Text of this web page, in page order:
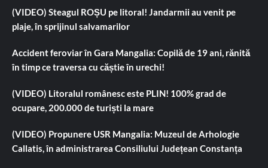
(VIDEO) Steagul ROȘU pe litoral! Jandarmii au venit pe
plaje, în sprijinul salvamarilor
Accident feroviar în Gara Mangalia: Copilă de 19 ani, rănită
în timp ce traversa cu căștie în urechi!
(VIDEO) Litoralul românesc este PLIN! 100% grad de
ocupare, 200.000 de turiști la mare
(VIDEO) Propunere USR Mangalia: Muzeul de Arhologie
Callatis, în administrarea Consiliului Județean Constanța